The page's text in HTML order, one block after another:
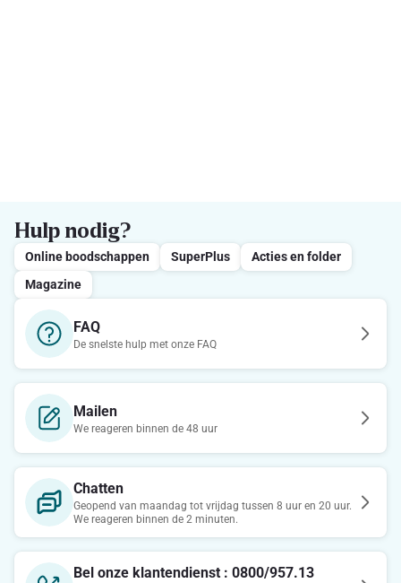
Hulp nodig?
Online boodschappen SuperPlus
Acties en folder
Magazine
FAQ
De snelste hulp met onze FAQ
Mailen
We reageren binnen de 48 uur
Chatten
Geopend van maandag tot vrijdag tussen 8 uur en 20 uur.
We reageren binnen de 2 minuten.
Bel onze klantendienst : 0800/957.13